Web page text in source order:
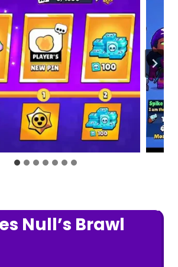
Null’s Brawl